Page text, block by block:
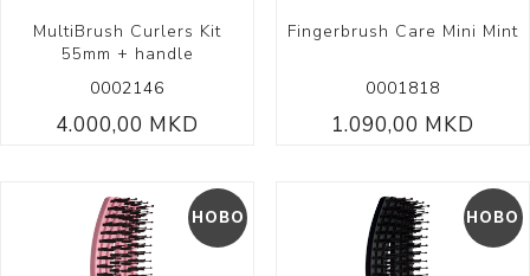
MultiBrush Curlers Kit
55mm + handle
0002146
4.000,00 MKD
Fingerbrush Care Mini Mint
0001818
1.090,00 MKD
НОВО НОВО